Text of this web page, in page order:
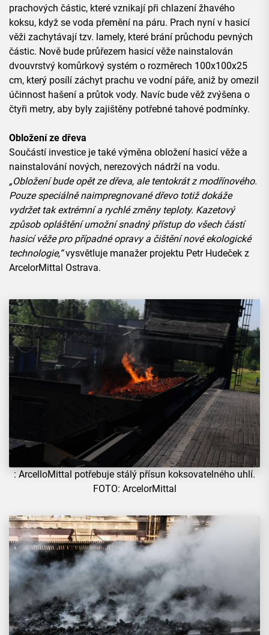
prachových částic, které vznikají při chlazení žhavého
koksu, když se voda přemění na páru. Prach nyní v hasicí
věži zachytávají tzv. lamely, které brání průchodu pevných
částic. Nově bude průřezem hasicí věže nainstalován
dvouvrstvý komůrkový systém o rozměrech 100x100x25
cm, který posílí záchyt prachu ve vodní páře, aniž by omezil
účinnost hašení a průtok vody. Navíc bude věž zvýšena o
čtyři metry, aby byly zajištěny potřebné tahové podmínky.
Obložení ze dřeva
Součástí investice je také výměna obložení hasicí věže a
nainstalování nových, nerezových nádrží na vodu.
„Obložení bude opět ze dřeva, ale tentokrát z modřínového.
Pouze speciálně naimpregnované dřevo totiž dokáže
vydržet tak extrémní a rychlé změny teploty. Kazetový
způsob opláštění umožní snadný přístup do všech částí
hasicí věže pro případné opravy a čištění nové ekologické
technologie,“vysvětluje manažer projektu Petr Hudeček z
ArcelorMittal Ostrava.
: ArcelloMittal potřebuje stálý přísun koksovatelného uhlí.
FOTO: ArcelorMittal